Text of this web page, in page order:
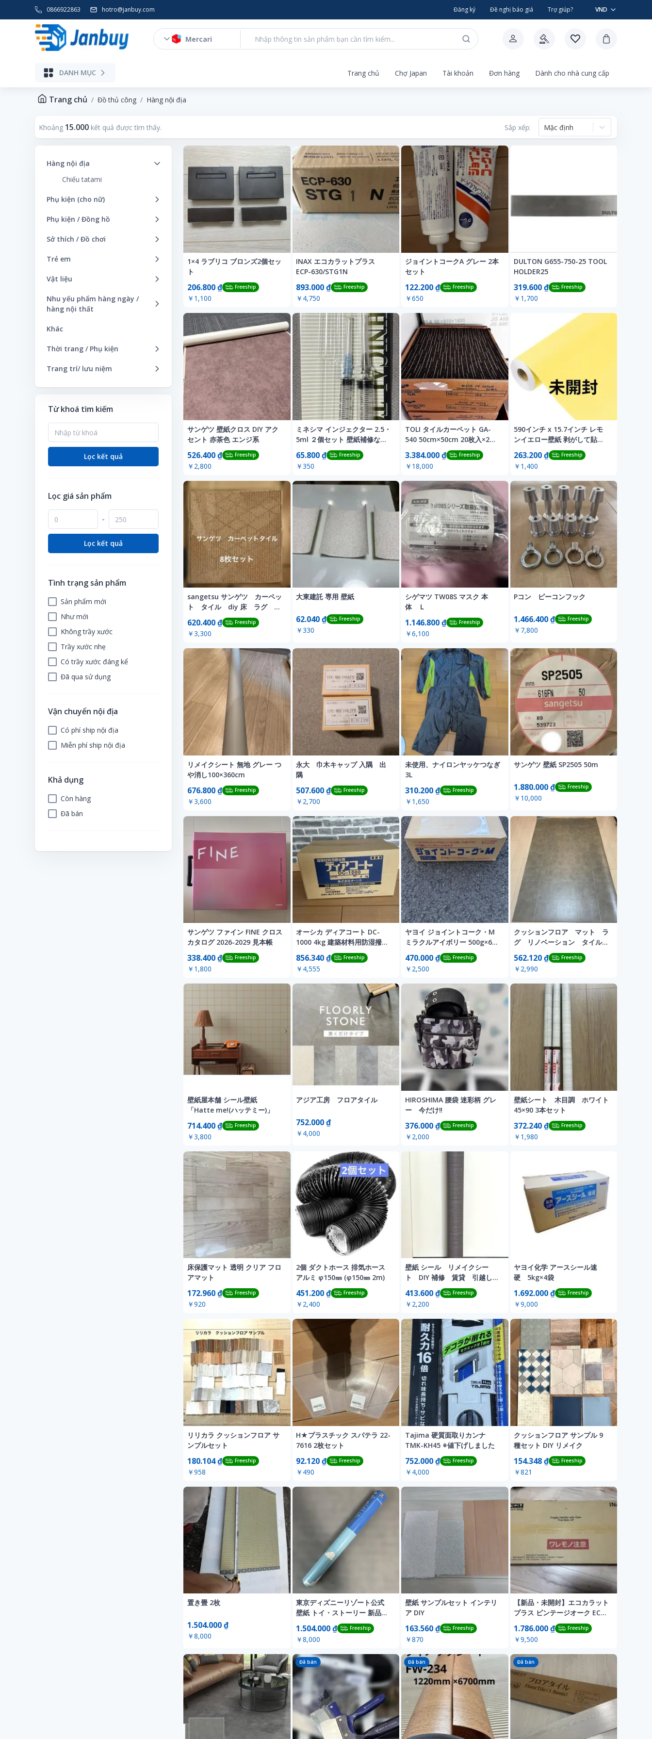
0866922863 hotro@janbuy.com Đăng ký Đề nghị báo giá Trợ giúp? VND
Mercari
DANH MỤC Trang chủ Chợ Japan Tài khoản Đơn hàng Dành cho nhà cung cấp
Trang chủ Đồ thủ công Hàng nội địa
Khoảng 15.000 kết quả được tìm thấy. Sắp xếp: Mặc định
Hàng nội địa
Chiếu tatami
Phụ kiện (cho nữ)
Dây buộc tóc
Khác
Móc khoá/ dây đeo
Nhẫn
Vòng chân
Vòng cổ
Phụ kiện / Đồng hồ
Đồng hồ đeo tay (nam)
Phụ kiện (cho nam)
Sở thích / Đồ chơi
Trẻ em
Khác
Thẻ tên
Vật liệu
Khác
Phụ kiện
Thiệp
Nhu yếu phẩm hàng ngày /
hàng nội thất
Khác
Nghệ thuật / Ảnh
Nội thất
Văn phòng phẩm
Khác
Thời trang / Phụ kiện
Khác
Túi (cho nữ)
Ví (cho nam)
Ví (cho nữ)
Trang trí/ lưu niệm
Từ khoá tìm kiếm
Lọc kết quả
Lọc giá sản phẩm
-
Lọc kết quả
Tình trạng sản phẩm
Sản phẩm mới
Như mới
Không trầy xước
Trầy xước nhẹ
Có trầy xước đáng kể
Đã qua sử dụng
Vận chuyển nội địa
Có phí ship nội địa
Miễn phí ship nội địa
Khả dụng
Còn hàng
Đã bán
1×4 ラブリコ ブロンズ2個セッ
ト
206.800 ₫ Freeship
￥1,100
INAX エコカラットプラス
ECP-630/STG1N
893.000 ₫ Freeship
￥4,750
ジョイントコークA グレー 2本
セット
122.200 ₫ Freeship
￥650
DULTON G655-750-25 TOOL
HOLDER25
319.600 ₫ Freeship
￥1,700
サンゲツ 壁紙クロス DIY アク
セント 赤茶色 エンジ系
526.400 ₫ Freeship
￥2,800
ミネシマ インジェクター 2.5・
5ml ２個セット 壁紙補修など
65.800 ₫ Freeship
￥350
TOLI タイルカーペット GA-
540 50cm×50cm 20枚入×2箱
3.384.000 ₫ Freeship
￥18,000
590インチ x 15.7インチ レモ
ンイエロー壁紙 剥がして貼れ
263.200 ₫ Freeship
￥1,400
sangetsu サンゲツ カーペッ
ト タイル diy 床 ラグ
620.400 ₫ Freeship
￥3,300
大東建託 専用 壁紙
62.040 ₫ Freeship
￥330
シゲマツ TW08S マスク 本
体 Ｌ
1.146.800 ₫ Freeship
￥6,100
Pコン ピーコンフック
1.466.400 ₫ Freeship
￥7,800
リメイクシート 無地 グレー つ
や消し100×360cm
676.800 ₫ Freeship
￥3,600
永大 巾木キャップ 入隅 出
隅
507.600 ₫ Freeship
￥2,700
未使用、ナイロンヤッケつなぎ
3L
310.200 ₫ Freeship
￥1,650
サンゲツ 壁紙 SP2505 50m
1.880.000 ₫ Freeship
￥10,000
サンゲツ ファイン FINE クロス
カタログ 2026-2029 見本帳
338.400 ₫ Freeship
￥1,800
オーシカ ディアコート DC-
1000 4kg 建築材料用防湿撥水
856.340 ₫ Freeship
￥4,555
ヤヨイ ジョイントコーク・M
ミラクルアイボリー 500g×6本
470.000 ₫ Freeship
￥2,500
クッションフロア マット ラ
グ リノベーション タイル
562.120 ₫ Freeship
￥2,990
壁紙屋本舗 シール壁紙
「Hatte me!(ハッテミー)」
714.400 ₫ Freeship
￥3,800
アジア工房 フロアタイル
752.000 ₫
￥4,000
HIROSHIMA 腰袋 迷彩柄 グレ
ー 今だけ‼️
376.000 ₫ Freeship
￥2,000
壁紙シート 木目調 ホワイト
45×90 3本セット
372.240 ₫ Freeship
￥1,980
床保護マット 透明 クリア フロ
アマット
172.960 ₫ Freeship
￥920
2個 ダクトホース 排気ホース
アルミ φ150㎜ (φ150㎜ 2m)
451.200 ₫ Freeship
￥2,400
壁紙 シール リメイクシー
ト DIY 補修 賃貸 引越し
60cm×10m
413.600 ₫ Freeship
￥2,200
ヤヨイ化学 アースシール速
硬 5kg×4袋
1.692.000 ₫ Freeship
￥9,000
リリカラ クッションフロア サ
ンプルセット
180.104 ₫ Freeship
￥958
H★プラスチック スパテラ 22-
7616 2枚セット
92.120 ₫ Freeship
￥490
Tajima 硬質面取りカンナ
TMK-KH45 ※値下げしました
752.000 ₫ Freeship
￥4,000
クッションフロア サンプル 9
種セット DIY リメイク
154.348 ₫ Freeship
￥821
置き畳 2枚
1.504.000 ₫
￥8,000
東京ディズニーリゾート公式
壁紙 トイ・ストーリー 新品未
1.504.000 ₫ Freeship
￥8,000
壁紙 サンプルセット インテリ
ア DIY
163.560 ₫ Freeship
￥870
【新品・未開封】エコカラット
プラス ビンテージオーク ECP-
1.786.000 ₫ Freeship
￥9,500
Đã bán Đã bán Đã bán